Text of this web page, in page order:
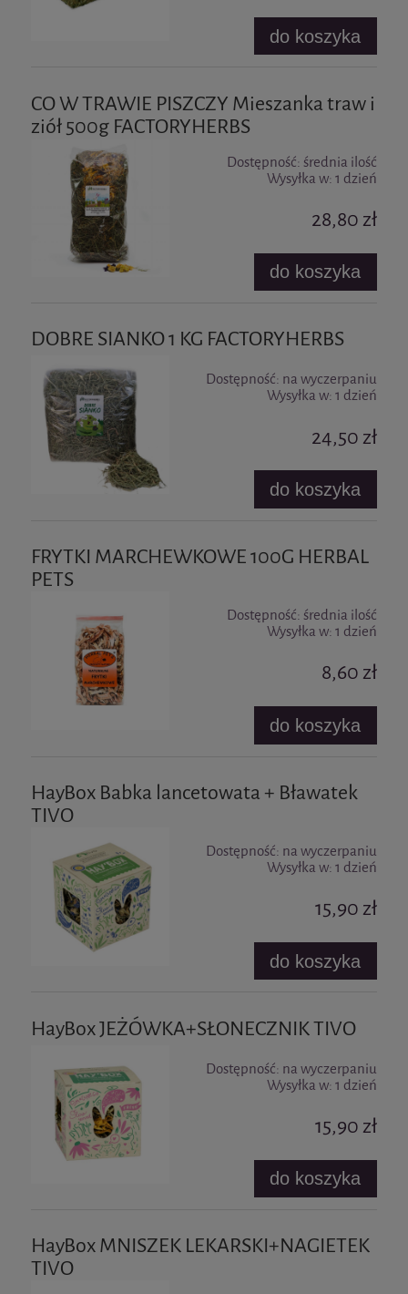
do koszyka
CO W TRAWIE PISZCZY Mieszanka traw i
ziół 500g FACTORYHERBS
Dostępność: średnia ilość
Wysyłka w: 1 dzień
28,80 zł
do koszyka
DOBRE SIANKO 1 KG FACTORYHERBS
Dostępność: na wyczerpaniu
Wysyłka w: 1 dzień
24,50 zł
do koszyka
FRYTKI MARCHEWKOWE 100G HERBAL
PETS
Dostępność: średnia ilość
Wysyłka w: 1 dzień
8,60 zł
do koszyka
HayBox Babka lancetowata + Bławatek
TIVO
Dostępność: na wyczerpaniu
Wysyłka w: 1 dzień
15,90 zł
do koszyka
HayBox JEŻÓWKA+SŁONECZNIK TIVO
Dostępność: na wyczerpaniu
Wysyłka w: 1 dzień
15,90 zł
do koszyka
HayBox MNISZEK LEKARSKI+NAGIETEK
TIVO